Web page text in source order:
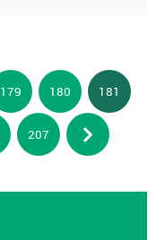
179 180 181
207